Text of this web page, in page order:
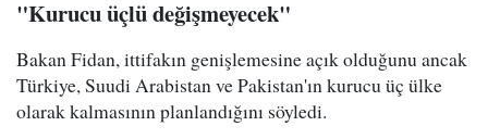
"Kurucu üçlü değişmeyecek"
Bakan Fidan, ittifakın genişlemesine açık olduğunu ancak
Türkiye, Suudi Arabistan ve Pakistan'ın kurucu üç ülke
olarak kalmasının planlandığını söyledi.